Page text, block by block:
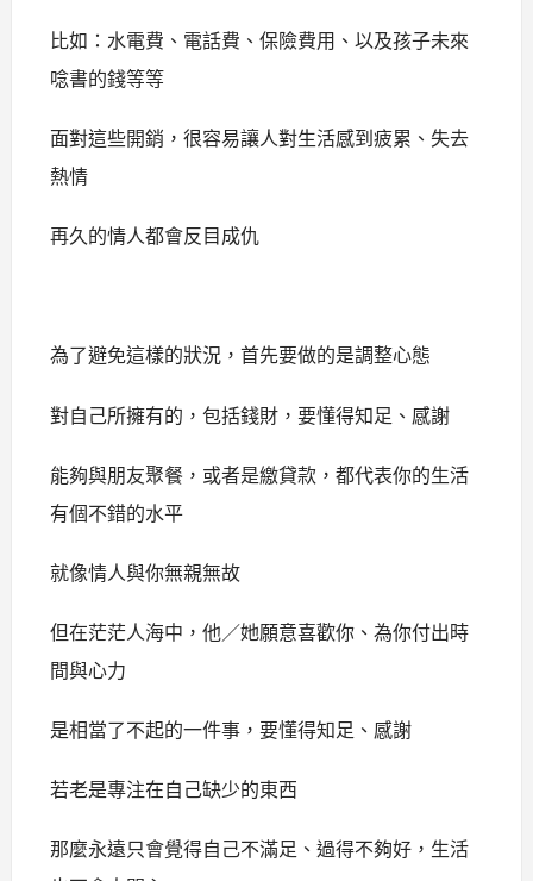
比如：水電費、電話費、保險費用、以及孩子未來
唸書的錢等等
面對這些開銷，很容易讓人對生活感到疲累、失去
熱情
再久的情人都會反目成仇
為了避免這樣的狀況，首先要做的是調整心態
對自己所擁有的，包括錢財，要懂得知足、感謝
能夠與朋友聚餐，或者是繳貸款，都代表你的生活
有個不錯的水平
就像情人與你無親無故
但在茫茫人海中，他／她願意喜歡你、為你付出時
間與心力
是相當了不起的一件事，要懂得知足、感謝
若老是專注在自己缺少的東西
那麼永遠只會覺得自己不滿足、過得不夠好，生活